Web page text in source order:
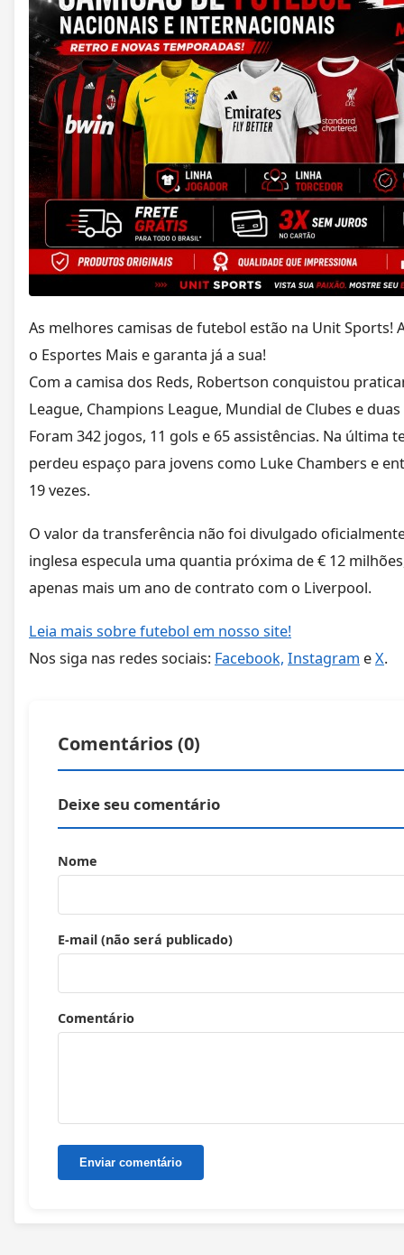
As melhores camisas de futebol estão na Unit Sports!
o Esportes Mais e garanta já a sua!
Com a camisa dos Reds, Robertson conquistou
League, Champions League, Mundial de Clubes e
Foram 342 jogos, 11 gols e 65 assistências. Na última
perdeu espaço para jovens como Luke Chambers e
19 vezes.
O valor da transferência não foi divulgado
inglesa especula uma quantia próxima de € 12
apenas mais um ano de contrato com o Liverpool.
Leia mais sobre futebol em nosso site!
Nos siga nas redes sociais: Facebook, Instagram eX.
Comentários (0)
Deixe seu comentário
Nome
E-mail (não será publicado)
Comentário